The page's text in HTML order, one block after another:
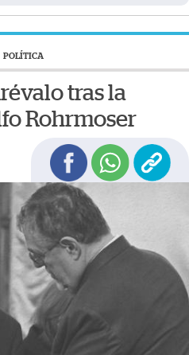
POLÍTICA
tras la
Rohrmoser